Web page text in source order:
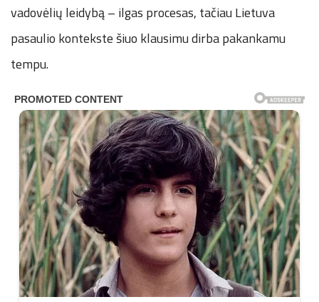
vadovėlių leidybą – ilgas procesas, tačiau Lietuva
pasaulio kontekste šiuo klausimu dirba pakankamu
tempu.